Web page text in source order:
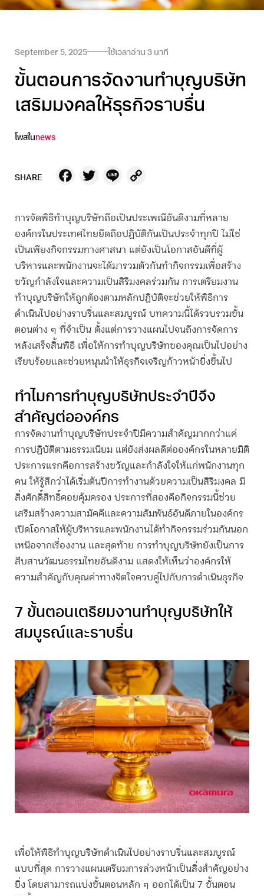
September 5, 2025 ใช้เวลาอ่าน 3 นาที
ขั้นตอนการจัดงานทำบุญบริษัท
เสริมมงคลให้ธุรกิจราบรื่น
โพสในnews
SHARE Facebook
Twitter
Line
การจัดพิธีทำบุญบริษัทถือเป็นประเพณีอันดีงามที่หลาย
องค์กรในประเทศไทยยึดถือปฏิบัติกันเป็นประจำทุกปี ไม่ใช่
เป็นเพียงกิจกรรมทางศาสนา แต่ยังเป็นโอกาสอันดีที่ผู้
บริหารและพนักงานจะได้มารวมตัวกันทำกิจกรรมเพื่อสร้าง
ขวัญกำลังใจและความเป็นสิริมงคลร่วมกัน การเตรียมงาน
ทำบุญบริษัท ให้ถูกต้องตามหลักปฏิบัติจะช่วยให้พิธีการ
ดำเนินไปอย่างราบรื่นและสมบูรณ์ บทความนี้ได้รวบรวมขั้น
ตอนต่าง ๆ ที่จำเป็น ตั้งแต่การวางแผนไปจนถึงการจัดการ
หลังเสร็จสิ้นพิธี เพื่อให้การทำบุญบริษัทของคุณเป็นไปอย่าง
เรียบร้อยและช่วยหนุนนำให้ธุรกิจเจริญก้าวหน้ายิ่งขึ้นไป
ทำไมการทำบุญบริษัทประจำปีจึง
สำคัญต่อองค์กร
การจัดงานทำบุญบริษัทประจำปีมีความสำคัญมากกว่าแค่
การปฏิบัติตามธรรมเนียม แต่ยังส่งผลดีต่อองค์กรในหลายมิติ
ประการแรกคือการสร้างขวัญและกำลังใจให้แก่พนักงานทุก
คน ให้รู้สึกว่าได้เริ่มต้นปีการทำงานด้วยความเป็นสิริมงคล มี
สิ่งศักดิ์สิทธิ์คอยคุ้มครอง ประการที่สองคือกิจกรรมนี้ช่วย
เสริมสร้างความสามัคคีและความสัมพันธ์อันดีภายในองค์กร
เปิดโอกาสให้ผู้บริหารและพนักงานได้ทำกิจกรรมร่วมกันนอก
เหนือจากเรื่องงาน และสุดท้าย การทำบุญบริษัทยังเป็นการ
สืบสานวัฒนธรรมไทยอันดีงาม แสดงให้เห็นว่าองค์กรให้
ความสำคัญกับคุณค่าทางจิตใจควบคู่ไปกับการดำเนินธุรกิจ
7 ขั้นตอนเตรียมงานทำบุญบริษัทให้
สมบูรณ์และราบรื่น
เพื่อให้พิธีทำบุญบริษัทดำเนินไปอย่างราบรื่นและสมบูรณ์
แบบที่สุด การวางแผนเตรียมการล่วงหน้าเป็นสิ่งสำคัญอย่าง
ยิ่ง โดยสามารถแบ่งขั้นตอนหลัก ๆ ออกได้เป็น 7 ขั้นตอน